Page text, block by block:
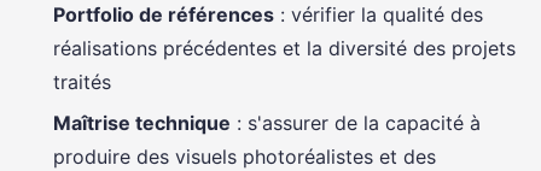
Portfolio de références : vérifier la qualité des
réalisations précédentes et la diversité des projets
traités
Maîtrise technique : s'assurer de la capacité à
produire des visuels photoréalistes et des